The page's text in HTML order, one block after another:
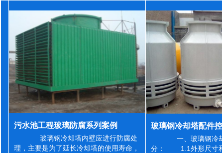
污水池工程玻璃防腐系列案例
玻璃钢冷却塔内壁应进行防腐处
理，主要是为了延长冷却塔的使用寿命，
一、玻璃钢冷
分： 1.1外形尺寸和